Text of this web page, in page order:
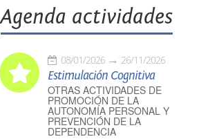
Agenda actividades
08/01/2026 26/11/2026
Estimulación Cognitiva
OTRAS ACTIVIDADES DE
PROMOCIÓN DE LA
AUTONOMÍA PERSONAL Y
PREVENCIÓN DE LA
DEPENDENCIA